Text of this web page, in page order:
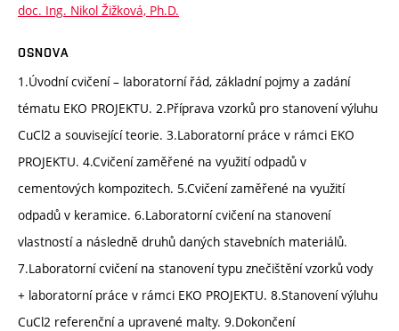
doc. Ing. Nikol Žižková, Ph.D.
OSNOVA
1.Úvodní cvičení – laboratorní řád, základní pojmy a zadání
tématu EKO PROJEKTU. 2.Příprava vzorků pro stanovení výluhu
CuCl2 a související teorie. 3.Laboratorní práce v rámci EKO
PROJEKTU. 4.Cvičení zaměřené na využití odpadů v
cementových kompozitech. 5.Cvičení zaměřené na využití
odpadů v keramice. 6.Laboratorní cvičení na stanovení
vlastností a následně druhů daných stavebních materiálů.
7.Laboratorní cvičení na stanovení typu znečištění vzorků vody
+ laboratorní práce v rámci EKO PROJEKTU. 8.Stanovení výluhu
CuCl2 referenční a upravené malty. 9.Dokončení